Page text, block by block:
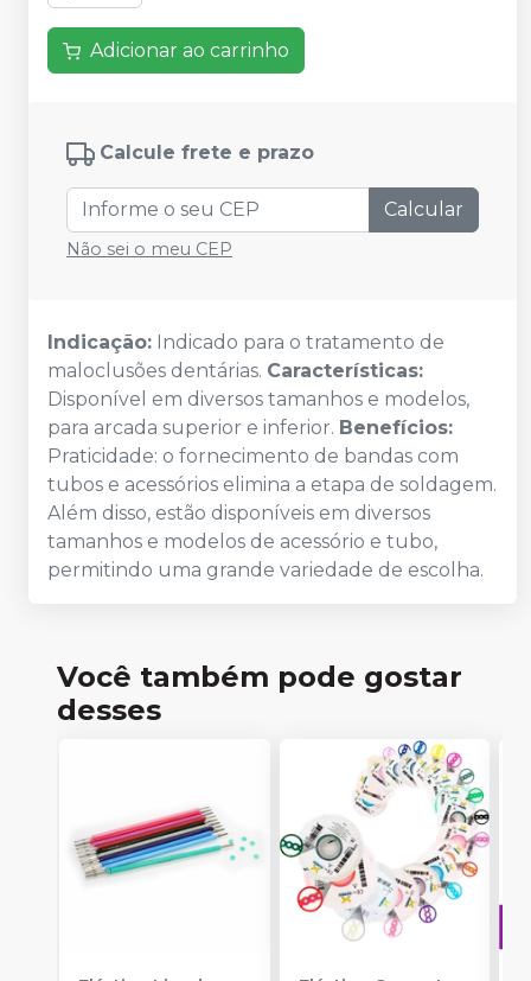
Adicionar ao carrinho
Calcule frete e prazo
Calcular
Não sei o meu CEP
Indicação: Indicado para o tratamento de
maloclusões dentárias. Características:
Disponível em diversos tamanhos e modelos,
para arcada superior e inferior. Benefícios:
Praticidade: o fornecimento de bandas com
tubos e acessórios elimina a etapa de soldagem.
Além disso, estão disponíveis em diversos
tamanhos e modelos de acessório e tubo,
permitindo uma grande variedade de escolha.
Você também pode gostar
desses